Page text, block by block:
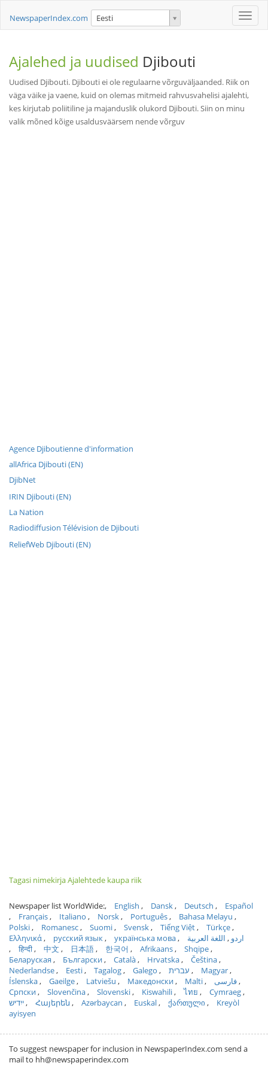
Toggle
NewspaperIndex.com Eesti
Ajalehed ja uudised Djibouti
Uudised Djibouti. Djibouti ei ole regulaarne võrguväljaanded. Riik on
väga väike ja vaene, kuid on olemas mitmeid rahvusvahelisi ajalehti,
kes kirjutab poliitiline ja majanduslik olukord Djibouti. Siin on minu
valik mõned kõige usaldusväärsem nende võrguv
Agence Djiboutienne d'information
allAfrica Djibouti (EN)
DjibNet
IRIN Djibouti (EN)
La Nation
Radiodiffusion Télévision de Djibouti
ReliefWeb Djibouti (EN)
Tagasi nimekirja Ajalehtede kaupa riik
Newspaper list WorldWide: English Dansk Deutsch
Español
Français
Italiano Norsk Português
Bahasa Melayu
Polski
Romanesc Suomi Svensk Tiếng Việt
Türkçe
Ελληνικά
русский язык українська мова اردو
اللغة العربية
हिन्दी
中文 日本語 한국어 Afrikaans
Shqipe
Беларуская
Български Català Hrvatska
Čeština
Nederlandse
Eesti Tagalog Galego עברית
Magyar
Íslenska
Gaeilge Latviešu Македонски Malti
فارسی
Српски
Slovenčina Slovenski Kiswahili ไทย
Cymraeg
ייִדיש
Հայերեն Azərbaycan Euskal ქართული
Kreyòl
ayisyen
To suggest newspaper for inclusion in NewspaperIndex.com send a
mail to hh@newspaperindex.com